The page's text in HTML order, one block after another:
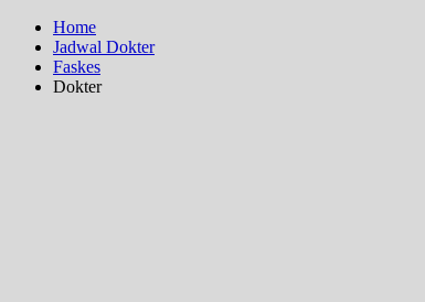
Home
Jadwal Dokter
Faskes
Dokter